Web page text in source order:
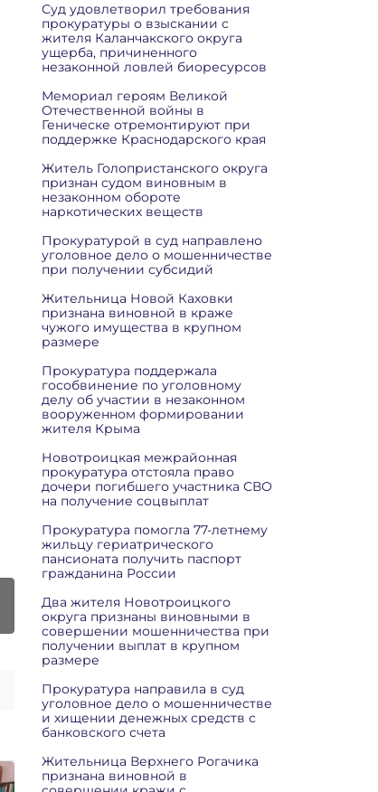
Суд удовлетворил требования
прокуратуры о взыскании с
жителя Каланчакского округа
ущерба, причиненного
незаконной ловлей биоресурсов
Мемориал героям Великой
Отечественной войны в
Геническе отремонтируют при
поддержке Краснодарского края
Житель Голопристанского округа
признан судом виновным в
незаконном обороте
наркотических веществ
Прокуратурой в суд направлено
уголовное дело о мошенничестве
при получении субсидий
Жительница Новой Каховки
признана виновной в краже
чужого имущества в крупном
размере
Прокуратура поддержала
гособвинение по уголовному
делу об участии в незаконном
вооруженном формировании
жителя Крыма
Новотроицкая межрайонная
прокуратура отстояла право
дочери погибшего участника СВО
на получение соцвыплат
Прокуратура помогла 77-летнему
жильцу гериатрического
пансионата получить паспорт
гражданина России
Два жителя Новотроицкого
округа признаны виновными в
совершении мошенничества при
получении выплат в крупном
размере
Прокуратура направила в суд
уголовное дело о мошенничестве
и хищении денежных средств с
банковского счета
Жительница Верхнего Рогачика
признана виновной в